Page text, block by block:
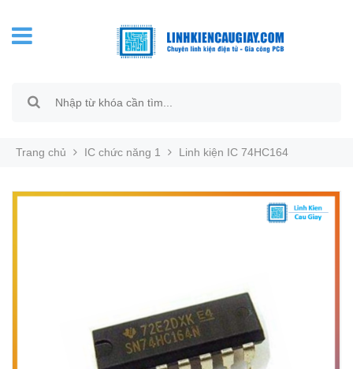
Trang chủ IC chức năng 1 Linh kiện IC 74HC164